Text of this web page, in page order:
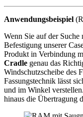
Anwendungsbeispiel
Wenn Sie auf der
Befestigung unserer
Produkt in Verbindung
Cradle genau das
Windschutzscheibe des
Fassungstechnik lässt
und im Winkel
hinaus die Übertragung